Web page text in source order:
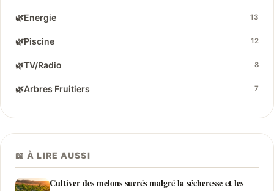
🌿Energie 13
🌿Piscine 12
🌿TV/Radio 8
🌿Arbres Fruitiers 7
📖 À LIRE AUSSI
Cultiver des melons sucrés malgré la sécheresse et les